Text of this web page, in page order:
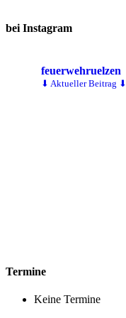
bei Instagram
feuerwehruelzen
⬇ Aktueller Beitrag ⬇
Termine
Keine Termine